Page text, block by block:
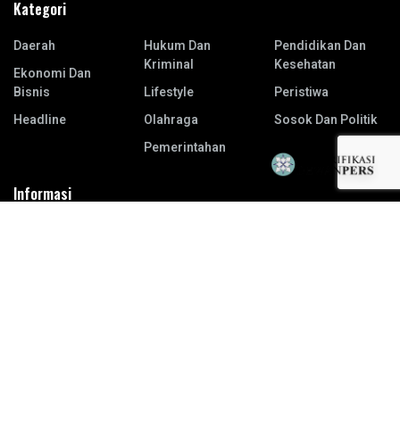
Kategori
Daerah
Ekonomi Dan
Bisnis
Headline
Hukum Dan
Kriminal
Lifestyle
Olahraga
Pemerintahan
Pendidikan Dan
Kesehatan
Peristiwa
Sosok Dan Politik
Informasi